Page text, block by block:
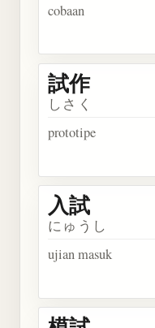
cobaan
試作
しさく
prototipe
入試
にゅうし
ujian masuk